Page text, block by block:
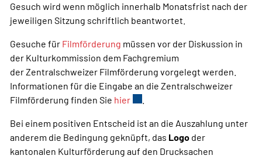
Gesuch wird wenn möglich innerhalb Monatsfrist nach der
jeweiligen Sitzung schriftlich beantwortet.
Gesuche für Filmförderung müssen vor der Diskussion in
der Kulturkommission dem Fachgremium
der Zentralschweizer Filmförderung vorgelegt werden.
Informationen für die Eingabe an die Zentralschweizer
Filmförderung finden Sie hier
Bei einem positiven Entscheid ist an die Auszahlung unter
anderem die Bedingung geknüpft, das Logo der
kantonalen Kulturförderung auf den Drucksachen